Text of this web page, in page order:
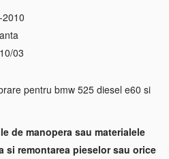
03
pentru bmw 525 diesel e60 si
de manopera sau materialele
si remontarea pieselor sau orice